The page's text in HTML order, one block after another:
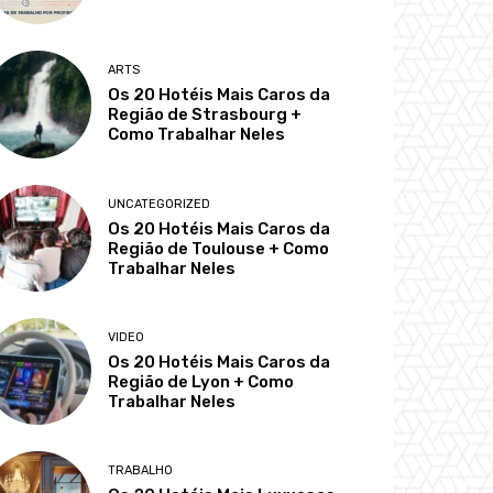
ARTS
Os 20 Hotéis Mais Caros da
Região de Strasbourg +
Como Trabalhar Neles
UNCATEGORIZED
Os 20 Hotéis Mais Caros da
Região de Toulouse + Como
Trabalhar Neles
VIDEO
Os 20 Hotéis Mais Caros da
Região de Lyon + Como
Trabalhar Neles
TRABALHO